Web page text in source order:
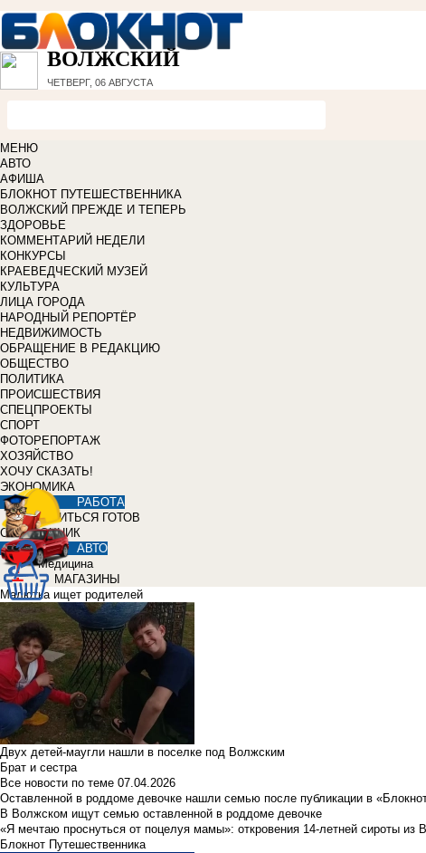
ВОЛЖСКИЙ
ЧЕТВЕРГ, 06 АВГУСТА
МЕНЮ
АВТО
АФИША
БЛОКНОТ ПУТЕШЕСТВЕННИКА
ВОЛЖСКИЙ ПРЕЖДЕ И ТЕПЕРЬ
ЗДОРОВЬЕ
КОММЕНТАРИЙ НЕДЕЛИ
КОНКУРСЫ
КРАЕВЕДЧЕСКИЙ МУЗЕЙ
КУЛЬТУРА
ЛИЦА ГОРОДА
НАРОДНЫЙ РЕПОРТЁР
НЕДВИЖИМОСТЬ
ОБРАЩЕНИЕ В РЕДАКЦИЮ
ОБЩЕСТВО
ПОЛИТИКА
ПРОИСШЕСТВИЯ
СПЕЦПРОЕКТЫ
СПОРТ
ФОТОРЕПОРТАЖ
ХОЗЯЙСТВО
ХОЧУ СКАЗАТЬ!
ЭКОНОМИКА
РАБОТА
УЧИТЬСЯ ГОТОВ
СПРАВОЧНИК
АВТО
Медицина
МАГАЗИНЫ
Малютка ищет родителей
Двух детей-маугли нашли в поселке под Волжским
Брат и сестра
Все новости по теме 07.04.2026
Оставленной в роддоме девочке нашли семью после публикации в
В Волжском ищут семью оставленной в роддоме девочке
«Я мечтаю проснуться от поцелуя мамы»: откровения 14-летней сироты из
Блокнот Путешественника